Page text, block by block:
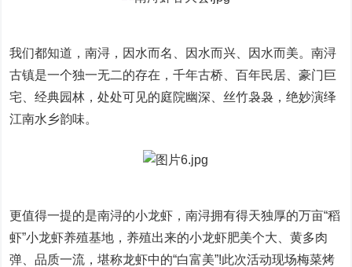
我们都知道，南浔，因水而名、因水而兴、因水而美。南浔
古镇是一个独一无二的存在，千年古桥、百年民居、豪门巨
宅、经典园林，处处可见的庭院幽深、丝竹袅袅，绝妙演绎
江南水乡韵味。
更值得一提的是南浔的小龙虾，南浔拥有得天独厚的万亩“稻
虾”小龙虾养殖基地，养殖出来的小龙虾肥美个大、黄多肉
弹、品质一流，堪称龙虾中的“白富美”!此次活动现场梅菜烤